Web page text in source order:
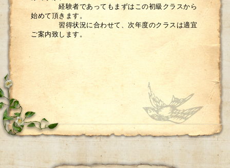
経験者であってもまずはこの初級クラスから
始めて頂きます。
習得状況に合わせて、次年度のクラスは適宜
ご案内致します。